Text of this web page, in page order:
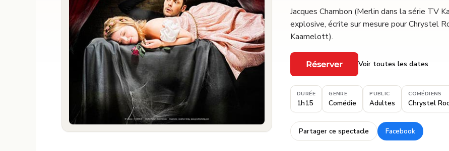
Jacques Chambon (Merlin dans la série TV
explosive, écrite sur mesure pour Chrystel
Kaamelott).
Réserver
·
Voir toutes les dates
DURÉE
1h15
GENRE
Comédie
PUBLIC
Adultes
COMÉDIENS
Chrystel
Partager ce spectacle
·
Facebook